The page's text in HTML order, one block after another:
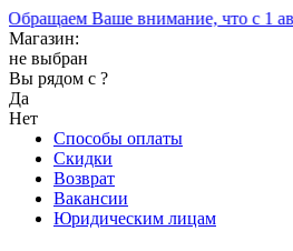
Ваше внимание, что с 1
Магазин:
не выбран
Вы рядом с ?
Да
Нет
Способы оплаты
Скидки
Возврат
Вакансии
Юридическим лицам